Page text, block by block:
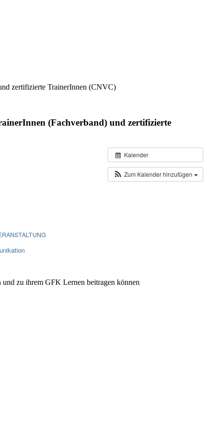
zertifizierte TrainerInnen (CNVC)
(Fachverband) und zertifizierte
Kalender
Zum Kalender hinzufügen
zu ihrem GFK Lernen beitragen können